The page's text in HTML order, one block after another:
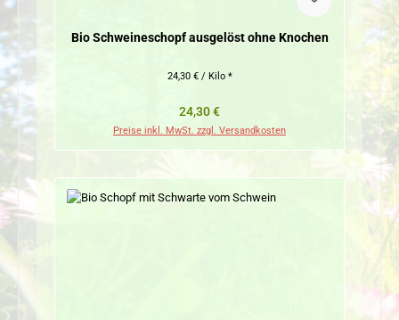
Bio Schweineschopf ausgelöst ohne Knochen
24,30 € / Kilo *
Regulärer Preis:
24,30 €
Preise inkl. MwSt. zzgl. Versandkosten